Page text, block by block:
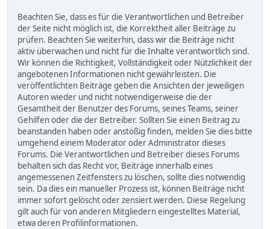
Beachten Sie, dass es für die Verantwortlichen und Betreiber
der Seite nicht möglich ist, die Korrektheit aller Beiträge zu
prüfen. Beachten Sie weiterhin, dass wir die Beiträge nicht
aktiv überwachen und nicht für die Inhalte verantwortlich sind.
Wir können die Richtigkeit, Vollständigkeit oder Nützlichkeit der
angebotenen Informationen nicht gewährleisten. Die
veröffentlichten Beiträge geben die Ansichten der jeweiligen
Autoren wieder und nicht notwendigerweise die der
Gesamtheit der Benutzer des Forums, seines Teams, seiner
Gehilfen oder die der Betreiber. Sollten Sie einen Beitrag zu
beanstanden haben oder anstößig finden, melden Sie dies bitte
umgehend einem Moderator oder Administrator dieses
Forums. Die Verantwortlichen und Betreiber dieses Forums
behalten sich das Recht vor, Beiträge innerhalb eines
angemessenen Zeitfensters zu löschen, sollte dies notwendig
sein. Da dies ein manueller Prozess ist, können Beiträge nicht
immer sofort gelöscht oder zensiert werden. Diese Regelung
gilt auch für von anderen Mitgliedern eingestelltes Material,
etwa deren Profilinformationen.